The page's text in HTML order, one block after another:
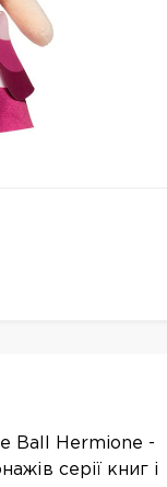
Ball Hermione -
серії книг і